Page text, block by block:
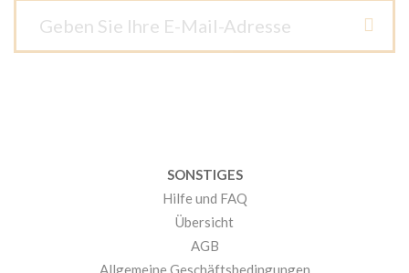
SONSTIGES
Hilfe und FAQ
Übersicht
AGB
Allgemeine Geschäftsbedingungen